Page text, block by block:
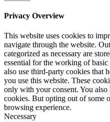
Privacy Overview
This website uses cookies to
navigate through the website.
categorized as necessary are
essential for the working of
also use third-party cookies that
you use this website. These
only with your consent. You
cookies. But opting out of some
browsing experience.
Necessary